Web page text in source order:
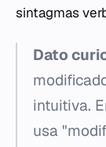
sintagmas
Dato
intuitiva.
usa